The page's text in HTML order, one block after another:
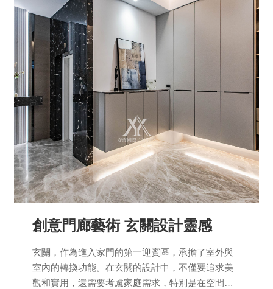
創意門廊藝術 玄關設計靈感
玄關，作為進入家門的第一迎賓區，承擔了室外與
室內的轉換功能。在玄關的設計中，不僅要追求美
觀和實用，還需要考慮家庭需求，特別是在空間受